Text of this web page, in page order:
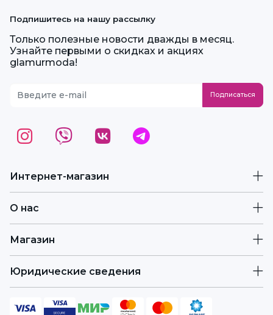
Интернет-магазин
О нас
Магазин
Юридические сведения
Подпишитесь на нашу рассылку
Только полезные новости дважды в месяц.
Узнайте первыми о скидках и акциях
glamurmoda!